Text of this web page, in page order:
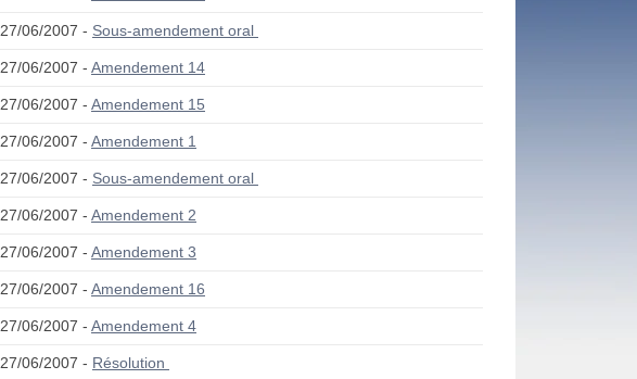
27/06/2007 - Sous-amendement oral
27/06/2007 - Amendement 14
27/06/2007 - Amendement 15
27/06/2007 - Amendement 1
27/06/2007 - Sous-amendement oral
27/06/2007 - Amendement 2
27/06/2007 - Amendement 3
27/06/2007 - Amendement 16
27/06/2007 - Amendement 4
27/06/2007 - Résolution